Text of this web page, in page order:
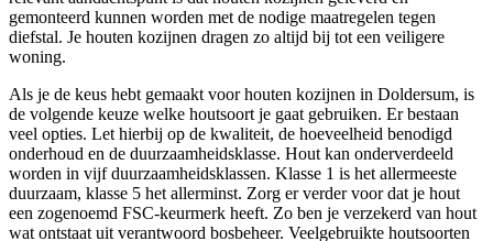
gemonteerd kunnen worden met de nodige maatregelen tegen
diefstal. Je houten kozijnen dragen zo altijd bij tot een veiligere
woning.
Als je de keus hebt gemaakt voor houten kozijnen in Doldersum, is
de volgende keuze welke houtsoort je gaat gebruiken. Er bestaan
veel opties. Let hierbij op de kwaliteit, de hoeveelheid benodigd
onderhoud en de duurzaamheidsklasse. Hout kan onderverdeeld
worden in vijf duurzaamheidsklassen. Klasse 1 is het allermeeste
duurzaam, klasse 5 het allerminst. Zorg er verder voor dat je hout
een zogenoemd FSC-keurmerk heeft. Zo ben je verzekerd van hout
wat ontstaat uit verantwoord bosbeheer. Veelgebruikte houtsoorten